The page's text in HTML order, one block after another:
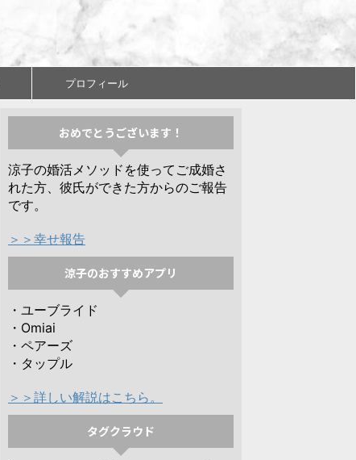
プロフィール
おめでとうございます！
涼子の婚活メソッドを使ってご成婚さ
れた方、彼氏ができた方からのご報告
です。
＞＞幸せ報告
涼子のおすすめアプリ
・ユーブライド
・Omiai
・ペアーズ
・タップル
＞＞詳しい解説はこちら。
タグクラウド